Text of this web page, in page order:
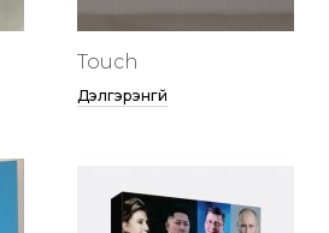
Touch
Дэлгэрэнгүй